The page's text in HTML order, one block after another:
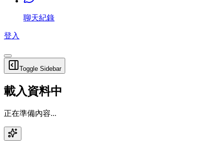
聊天紀錄
登入
Toggle Sidebar
載入資料中
正在準備內容...